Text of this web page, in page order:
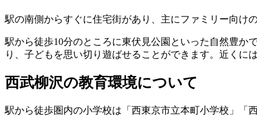
駅の南側からすぐに住宅街があり、主にファミリー向け
駅から徒歩10分のところに東伏見公園といった自然豊か
り、子どもを思い切り遊ばせることができます。近くに
西武柳沢の教育環境について
駅から徒歩圏内の小学校は「西東京市立本町小学校」「